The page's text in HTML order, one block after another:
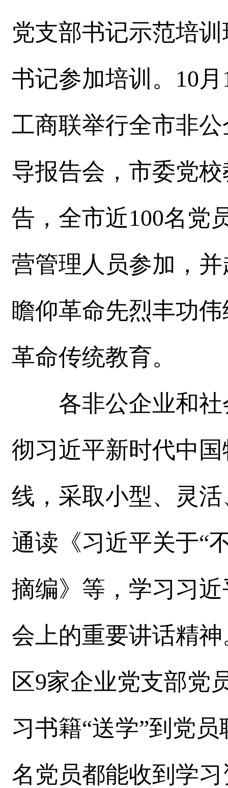
党支部书记示范培
书记参加培训。10
工商联举行全市非
导报告会，市委党
告，全市近100名党
营管理人员参加，
瞻仰革命先烈丰功
革命传统教育。
各非公企业和社
彻习近平新时代中
线，采取小型、灵
通读《习近平关于“
摘编》等，学习习
会上的重要讲话精
区9家企业党支部党
习书籍“送学”到党
名党员都能收到学